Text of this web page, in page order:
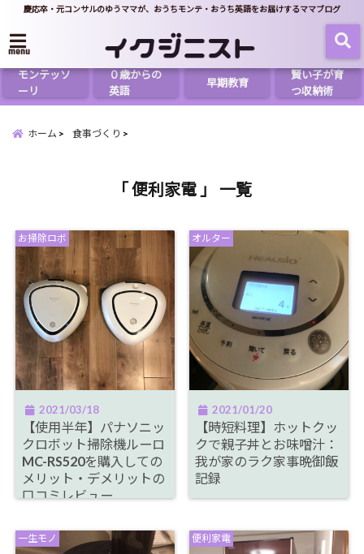
慶応卒・元コンサルのゆうママが、おうちモンテ・おうち英語をお届けするママブログ
menu
モンテッソ
ーリ
０歳からの
英語
早期教育
賢い子が育
つ収納術
ホーム 食事づくり
「 便利家電 」 一覧
お掃除ロボ
2021/03/18
【使用半年】パナソニッ
クロボット掃除機ルーロ
MC-RS520を購入しての
メリット・デメリットの
口コミレビュー
オルター
2021/01/20
【時短料理】ホットクッ
クで親子丼とお味噌汁：
我が家のラク家事晩御飯
記録
一生モノ 便利家電